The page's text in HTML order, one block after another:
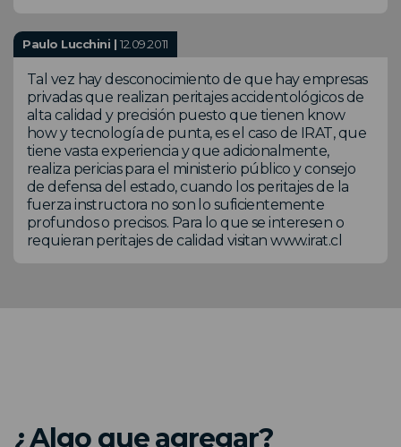
Paulo Lucchini |12.09.2011
Tal vez hay desconocimiento de que hay empresas
privadas que realizan peritajes accidentológicos de
alta calidad y precisión puesto que tienen know
how y tecnología de punta, es el caso de IRAT, que
tiene vasta experiencia y que adicionalmente,
realiza pericias para el ministerio público y consejo
de defensa del estado, cuando los peritajes de la
fuerza instructora no son lo suficientemente
profundos o precisos. Para lo que se interesen o
requieran peritajes de calidad visitan www.irat.cl
¿Algo que agregar?